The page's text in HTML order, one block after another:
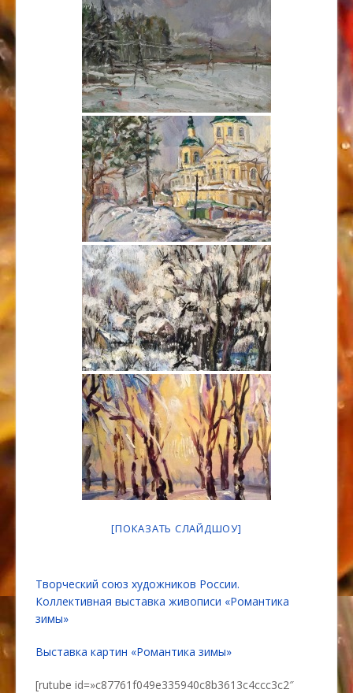
[ПОКАЗАТЬ СЛАЙДШОУ]
Творческий союз художников России.
Коллективная выставка живописи «Романтика
зимы»
Выставка картин «Романтика зимы»
[rutube id=»c87761f049e335940c8b3613c4ccc3c2″